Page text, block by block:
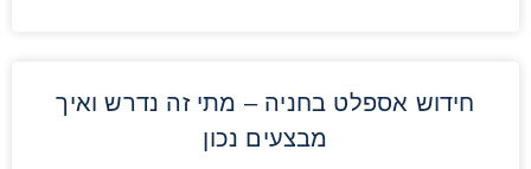
חידוש אספלט בחניה – מתי זה נדרש ואיך
מבצעים נכון